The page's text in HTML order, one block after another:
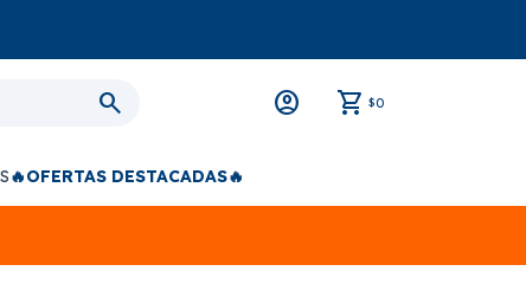
$0
🔥OFERTAS DESTACADAS🔥